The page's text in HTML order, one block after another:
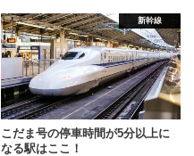
新幹線
こだま号の停車時間が5分以上に
なる駅はここ！